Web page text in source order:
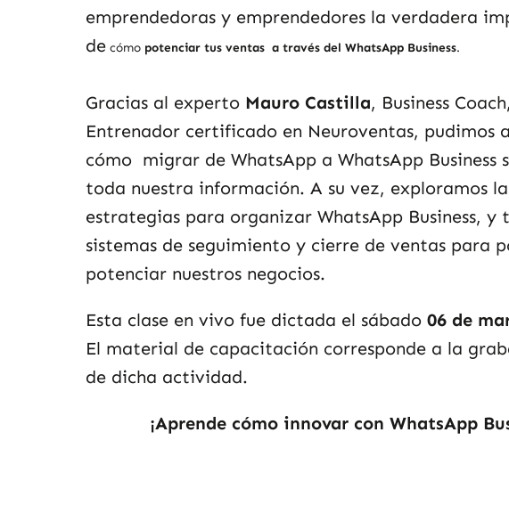
emprendedoras y emprendedores la verdadera
de cómo potenciar tus ventas a través del WhatsApp Business.
Gracias al experto Mauro Castilla, Business
Entrenador certificado en Neuroventas, pudimos
cómo migrar de WhatsApp a WhatsApp Business
toda nuestra información. A su vez, exploramos
estrategias para organizar WhatsApp Business, y
sistemas de seguimiento y cierre de ventas para
potenciar nuestros negocios.
Esta clase en vivo fue dictada el sábado 06 de
El material de capacitación corresponde a la
de dicha actividad.
¡Aprende cómo innovar con WhatsApp